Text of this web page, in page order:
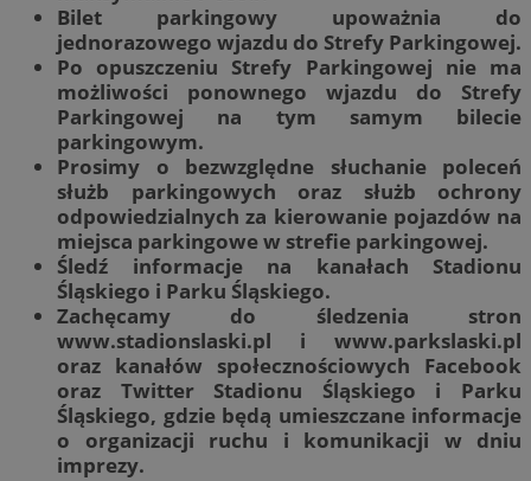
Bilet parkingowy upoważnia do
jednorazowego wjazdu do Strefy Parkingowej.
Po opuszczeniu Strefy Parkingowej nie ma
możliwości ponownego wjazdu do Strefy
Parkingowej na tym samym bilecie
parkingowym.
Prosimy o bezwzględne słuchanie poleceń
służb parkingowych oraz służb ochrony
odpowiedzialnych za kierowanie pojazdów na
miejsca parkingowe w strefie parkingowej.
Śledź informacje na kanałach Stadionu
Śląskiego i Parku Śląskiego.
Zachęcamy do śledzenia stron
www.stadionslaski.pl i www.parkslaski.pl
oraz kanałów społecznościowych Facebook
oraz Twitter Stadionu Śląskiego i Parku
Śląskiego, gdzie będą umieszczane informacje
o organizacji ruchu i komunikacji w dniu
imprezy.